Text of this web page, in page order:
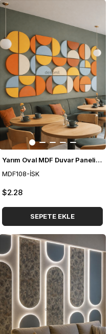
Yarım Oval MDF Duvar Paneli 39*79 cm
MDF108-İSK
$2.28
SEPETE EKLE